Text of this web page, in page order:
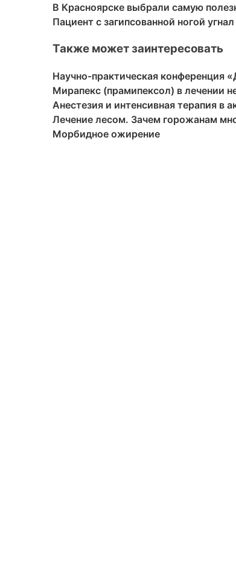
В Красноярске выбрали самую
Пациент с загипсованной ногой
Также может заинтересовать
Научно-практическая конференция
Мирапекс (прамипексол) в лечении
Анестезия и интенсивная терапия в
Лечение лесом. Зачем горожанам
Морбидное ожирение